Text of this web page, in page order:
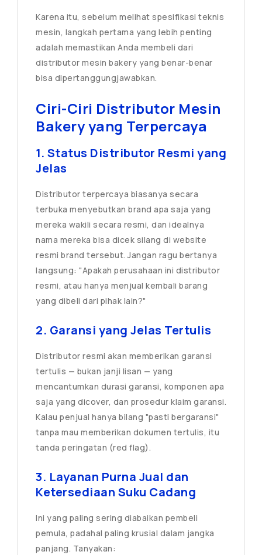
Karena itu, sebelum melihat spesifikasi teknis
mesin, langkah pertama yang lebih penting
adalah memastikan Anda membeli dari
distributor mesin bakery yang benar-benar
bisa dipertanggungjawabkan.
Ciri-Ciri Distributor Mesin
Bakery yang Terpercaya
1. Status Distributor Resmi yang
Jelas
Distributor terpercaya biasanya secara
terbuka menyebutkan brand apa saja yang
mereka wakili secara resmi, dan idealnya
nama mereka bisa dicek silang di website
resmi brand tersebut. Jangan ragu bertanya
langsung: "Apakah perusahaan ini distributor
resmi, atau hanya menjual kembali barang
yang dibeli dari pihak lain?"
2. Garansi yang Jelas Tertulis
Distributor resmi akan memberikan garansi
tertulis — bukan janji lisan — yang
mencantumkan durasi garansi, komponen apa
saja yang dicover, dan prosedur klaim garansi.
Kalau penjual hanya bilang "pasti bergaransi"
tanpa mau memberikan dokumen tertulis, itu
tanda peringatan (red flag).
3. Layanan Purna Jual dan
Ketersediaan Suku Cadang
Ini yang paling sering diabaikan pembeli
pemula, padahal paling krusial dalam jangka
panjang. Tanyakan: